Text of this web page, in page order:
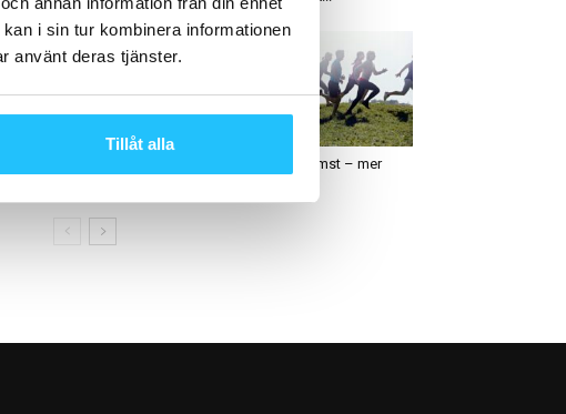
i sin tur kombinera informationen
använt deras tjänster.
Tillåt alla
Business
Högre inkomst – mer